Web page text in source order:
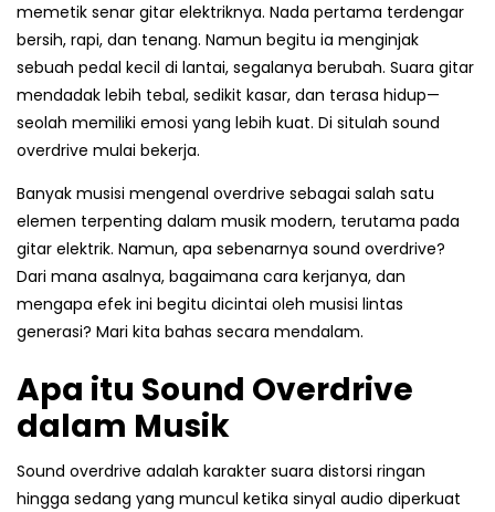
memetik senar gitar elektriknya. Nada pertama terdengar
bersih, rapi, dan tenang. Namun begitu ia menginjak
sebuah pedal kecil di lantai, segalanya berubah. Suara gitar
mendadak lebih tebal, sedikit kasar, dan terasa hidup—
seolah memiliki emosi yang lebih kuat. Di situlah sound
overdrive mulai bekerja.
Banyak musisi mengenal overdrive sebagai salah satu
elemen terpenting dalam musik modern, terutama pada
gitar elektrik. Namun, apa sebenarnya sound overdrive?
Dari mana asalnya, bagaimana cara kerjanya, dan
mengapa efek ini begitu dicintai oleh musisi lintas
generasi? Mari kita bahas secara mendalam.
Apa itu Sound Overdrive
dalam Musik
Sound overdrive adalah karakter suara distorsi ringan
hingga sedang yang muncul ketika sinyal audio diperkuat